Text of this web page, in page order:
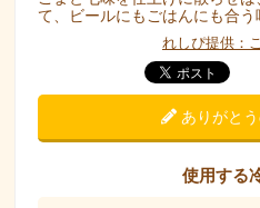
て、ビールにもごはんにも合う
れしぴ提供：
ありがと
使用する